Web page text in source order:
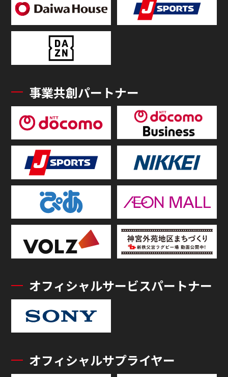
事業共創パートナー
オフィシャルサービスパートナー
オフィシャルサプライヤー